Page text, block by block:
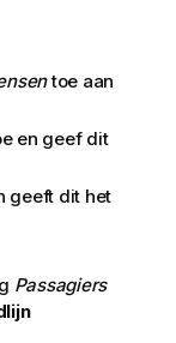
toe aan
en geef dit
geeft dit het
Passagiers